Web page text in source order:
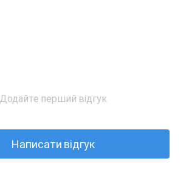
Додайте перший відгук
Написати відгук